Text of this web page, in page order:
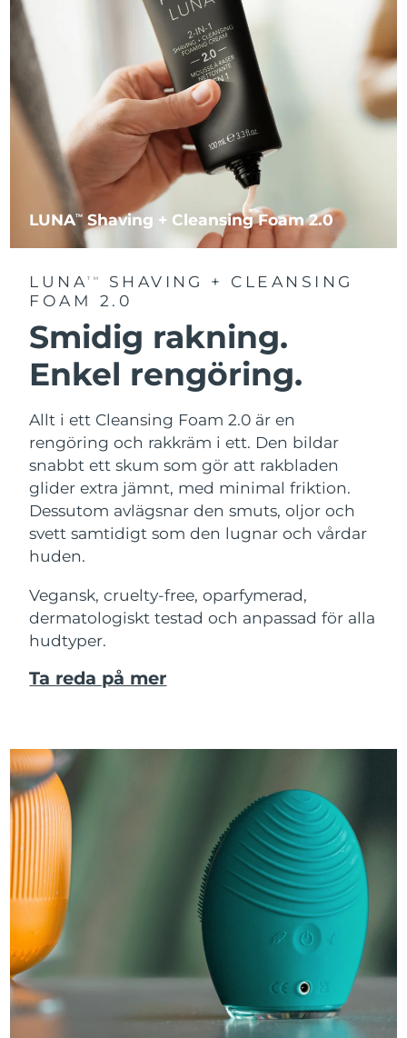
LUNATM Shaving + Cleansing Foam 2.0
LUNATM
SHAVING + CLEANSING
FOAM 2.0
Smidig rakning.
Enkel rengöring.
Allt i ett Cleansing Foam 2.0 är en
rengöring och rakkräm i ett. Den bildar
snabbt ett skum som gör att rakbladen
glider extra jämnt, med minimal friktion.
Dessutom avlägsnar den smuts, oljor och
svett samtidigt som den lugnar och vårdar
huden.
Vegansk, cruelty-free, oparfymerad,
dermatologiskt testad och anpassad för alla
hudtyper.
Ta reda på mer